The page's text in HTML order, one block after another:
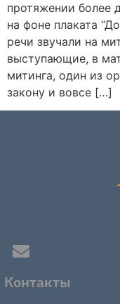
протяжении более
на фоне плаката
речи звучали на
выступающие, в
митинга, один из
закону и вовсе […]
Контакты